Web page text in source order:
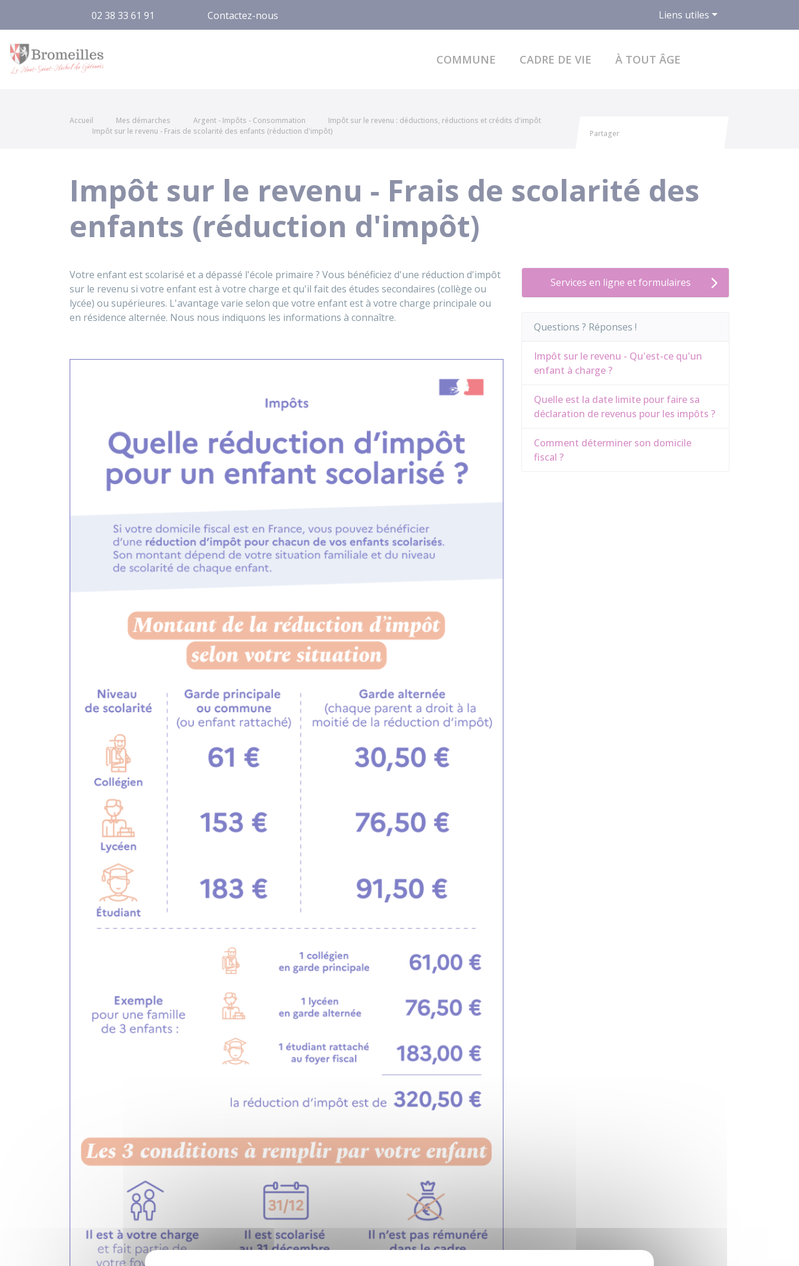
02 38 33 61 91 Contactez-nous Liens utiles
COMMUNE CADRE DE VIE À TOUT ÂGE
Accueil Mes démarches Argent - Impôts - Consommation
Impôt sur le revenu : déductions, réductions et crédits d'impôt
Impôt sur le revenu - Frais de scolarité des enfants (réduction d'impôt)
Partager
Impôt sur le revenu - Frais de scolarité des
enfants (réduction d'impôt)
Votre enfant est scolarisé et a dépassé l'école primaire ? Vous bénéficiez d'une réduction d'impôt
sur le revenu si votre enfant est à votre charge et qu'il fait des études secondaires (collège ou
lycée) ou supérieures. L'avantage varie selon que votre enfant est à votre charge principale ou
en résidence alternée. Nous nous indiquons les informations à connaître.
Services en ligne et formulaires
Questions ? Réponses !
Impôt sur le revenu - Qu'est-ce qu'un
enfant à charge ?
Quelle est la date limite pour faire sa
déclaration de revenus pour les impôts ?
Comment déterminer son domicile
fiscal ?